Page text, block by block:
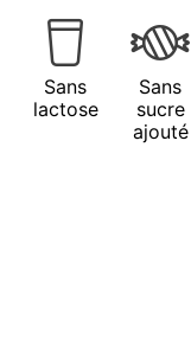
Sans
lactose
Sans
sucre
ajouté